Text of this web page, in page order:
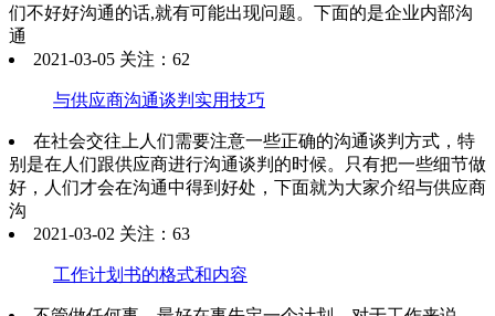
们不好好沟通的话,就有可能出现问题。下面的是企业内部沟
通
2021-03-05 关注：62
与供应商沟通谈判实用技巧
在社会交往上人们需要注意一些正确的沟通谈判方式，特
别是在人们跟供应商进行沟通谈判的时候。只有把一些细节做
好，人们才会在沟通中得到好处，下面就为大家介绍与供应商
沟
2021-03-02 关注：63
工作计划书的格式和内容